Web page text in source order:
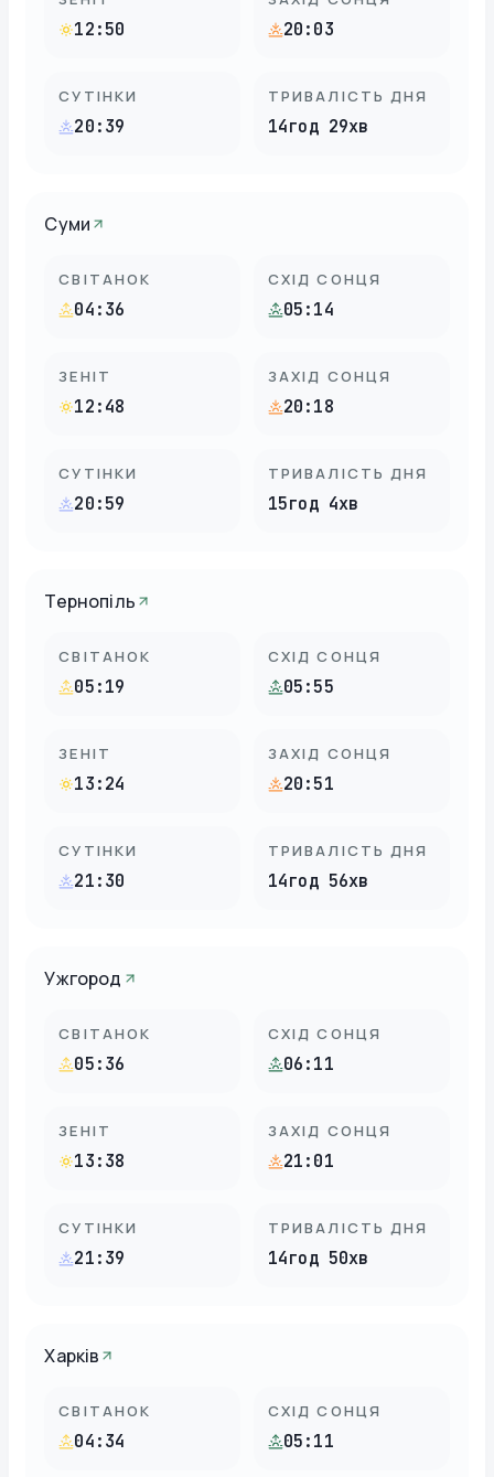
12:50 20:03
СУТІНКИ
20:39
ТРИВАЛІСТЬ ДНЯ
14год 29хв
Суми
СВІТАНОК
04:36
СХІД СОНЦЯ
05:14
ЗЕНІТ
12:48
ЗАХІД СОНЦЯ
20:18
СУТІНКИ
20:59
ТРИВАЛІСТЬ ДНЯ
15год 4хв
Тернопіль
СВІТАНОК
05:19
СХІД СОНЦЯ
05:55
ЗЕНІТ
13:24
ЗАХІД СОНЦЯ
20:51
СУТІНКИ
21:30
ТРИВАЛІСТЬ ДНЯ
14год 56хв
Ужгород
СВІТАНОК
05:36
СХІД СОНЦЯ
06:11
ЗЕНІТ
13:38
ЗАХІД СОНЦЯ
21:01
СУТІНКИ
21:39
ТРИВАЛІСТЬ ДНЯ
14год 50хв
Харків
СВІТАНОК
04:34
СХІД СОНЦЯ
05:11